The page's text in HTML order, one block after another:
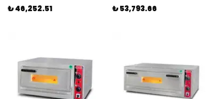
₺ 46,252.51 ₺ 53,793.66